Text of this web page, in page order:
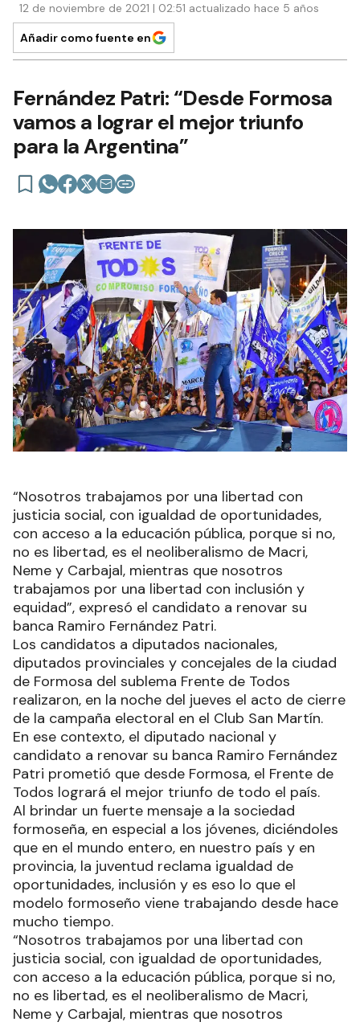
12 de noviembre de 2021 | 02:51 actualizado hace 5 años
Añadir como fuente en
Fernández Patri: “Desde Formosa
vamos a lograr el mejor triunfo
para la Argentina”
“Nosotros trabajamos por una libertad con
justicia social, con igualdad de oportunidades,
con acceso a la educación pública, porque si no,
no es libertad, es el neoliberalismo de Macri,
Neme y Carbajal, mientras que nosotros
trabajamos por una libertad con inclusión y
equidad”, expresó el candidato a renovar su
banca Ramiro Fernández Patri.
Los candidatos a diputados nacionales,
diputados provinciales y concejales de la ciudad
de Formosa del sublema Frente de Todos
realizaron, en la noche del jueves el acto de cierre
de la campaña electoral en el Club San Martín.
En ese contexto, el diputado nacional y
candidato a renovar su banca Ramiro Fernández
Patri prometió que desde Formosa, el Frente de
Todos logrará el mejor triunfo de todo el país.
Al brindar un fuerte mensaje a la sociedad
formoseña, en especial a los jóvenes, diciéndoles
que en el mundo entero, en nuestro país y en
provincia, la juventud reclama igualdad de
oportunidades, inclusión y es eso lo que el
modelo formoseño viene trabajando desde hace
mucho tiempo.
“Nosotros trabajamos por una libertad con
justicia social, con igualdad de oportunidades,
con acceso a la educación pública, porque si no,
no es libertad, es el neoliberalismo de Macri,
Neme y Carbajal, mientras que nosotros